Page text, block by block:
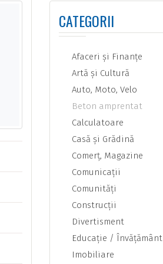
CATEGORII
Afaceri şi Finanţe
Artă şi Cultură
Auto, Moto, Velo
Beton amprentat
Calculatoare
Casă şi Grădină
Comerţ, Magazine
Comunicaţii
Comunităţi
Construcţii
Divertisment
Educaţie / Învăţământ
Imobiliare